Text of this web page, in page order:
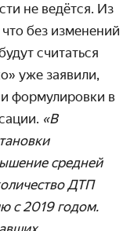
не ведётся. Из
без изменений
считаться
уже заявили,
формулировки в
«В
средней
ДТП
с 2019 годом.